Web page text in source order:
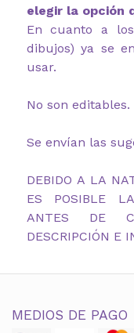
elegir la opción
En cuanto a
dibujos) ya se
usar.
No son editables.
Se envían las
DEBIDO A LA
ES POSIBLE
ANTES DE
DESCRIPCIÓN E
MEDIOS DE PAGO